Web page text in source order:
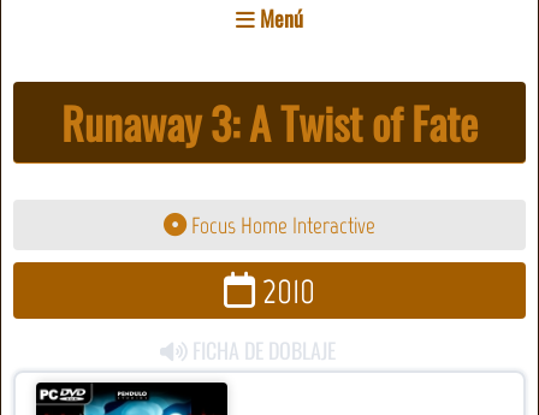
Menú
Runaway 3: A Twist of Fate
Focus Home Interactive
2010
FICHA DE DOBLAJE